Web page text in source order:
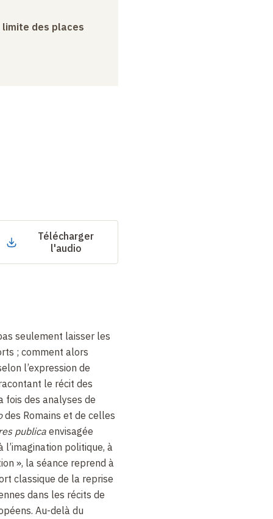
limite des places
Télécharger
l'audio
seulement laisser les
; comment alors
l’expression de
le récit des
fois des analyses de
des Romains et de celles
publica envisagée
politique, à
», la séance reprend à
classique de la reprise
dans les récits de
Au-delà du